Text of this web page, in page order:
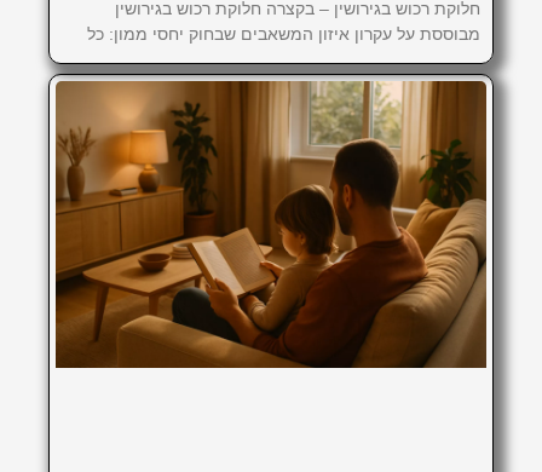
חלוקת רכוש בגירושין – בקצרה חלוקת רכוש בגירושין
מבוססת על עקרון איזון המשאבים שבחוק יחסי ממון: כל